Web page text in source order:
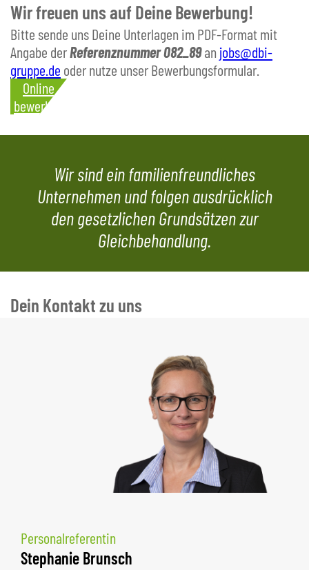
Wir freuen uns auf Deine Bewerbung!
Bitte sende uns Deine Unterlagen im PDF-Format mit
Angabe derReferenznummer 082_89an jobs@dbi-
gruppe.de oder nutze unser Bewerbungsformular.
Online
bewerben
Wir sind ein familienfreundliches
Unternehmen und folgen ausdrücklich
den gesetzlichen Grundsätzen zur
Gleichbehandlung.
Dein Kontakt zu uns
Personalreferentin
Stephanie Brunsch